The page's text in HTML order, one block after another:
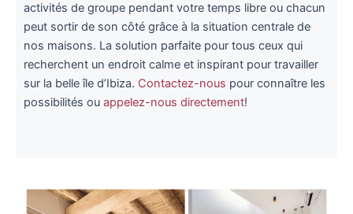
activités de groupe pendant votre temps libre ou chacun
peut sortir de son côté grâce à la situation centrale de
nos maisons. La solution parfaite pour tous ceux qui
recherchent un endroit calme et inspirant pour travailler
sur la belle île d’Ibiza. Contactez-nous pour connaître les
possibilités ou appelez-nous directement!